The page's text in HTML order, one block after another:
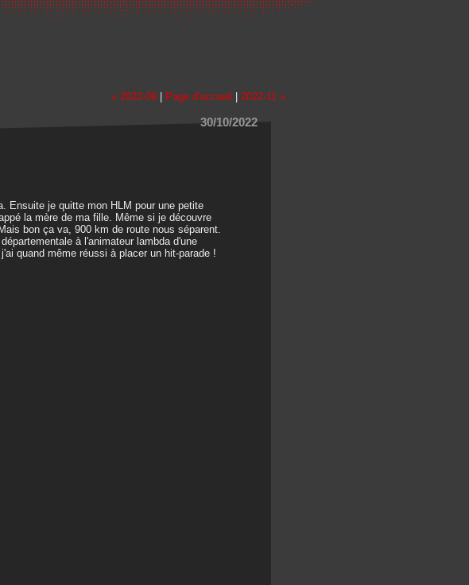
« 2022-09 Page d'accueil 2022-11 »
30/10/2022
Ensuite je quitte mon HLM pour une petite
la mère de ma fille. Même si je découvre
bon ça va, 900 km de route nous séparent.
à l'animateur lambda d'une
quand même réussi à placer un hit-parade !